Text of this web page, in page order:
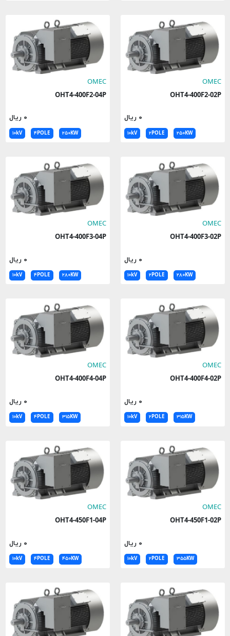
OMEC
OHT4-400F2-02P
۰ ریال
۲۵۰KW ۲POLE ۱۰kV
OMEC
OHT4-400F2-04P
۰ ریال
۲۵۰KW ۴POLE ۱۰kV
OMEC
OHT4-400F3-02P
۰ ریال
۲۸۰KW ۲POLE ۱۰kV
OMEC
OHT4-400F3-04P
۰ ریال
۲۸۰KW ۴POLE ۱۰kV
OMEC
OHT4-400F4-02P
۰ ریال
۳۱۵KW ۲POLE ۱۰kV
OMEC
OHT4-400F4-04P
۰ ریال
۳۱۵KW ۴POLE ۱۰kV
OMEC
OHT4-450F1-02P
۰ ریال
۳۵۵KW ۲POLE ۱۰kV
OMEC
OHT4-450F1-04P
۰ ریال
۴۵۰KW ۴POLE ۱۰kV